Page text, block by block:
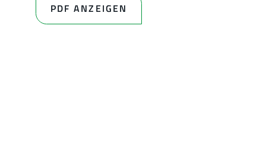
PDF ANZEIGEN